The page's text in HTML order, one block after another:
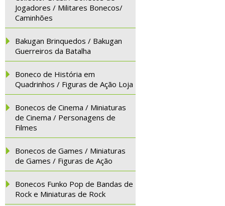
Jogadores / Militares Bonecos/
Caminhões
Bakugan Brinquedos / Bakugan
Guerreiros da Batalha
Boneco de História em
Quadrinhos / Figuras de Ação Loja
Bonecos de Cinema / Miniaturas
de Cinema / Personagens de
Filmes
Bonecos de Games / Miniaturas
de Games / Figuras de Ação
Bonecos Funko Pop de Bandas de
Rock e Miniaturas de Rock